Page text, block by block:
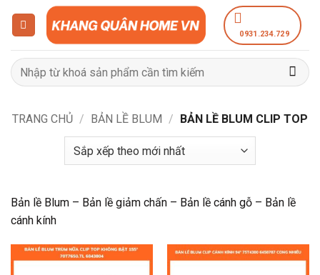
dung
0931.234.729
Tìm
kiếm:
TRANG CHỦ / BẢN LỀ BLUM / BẢN LỀ BLUM CLIP TOP
Bản lề Blum – Bản lề giảm chấn – Bản lề cánh gỗ – Bản lề
cánh kính